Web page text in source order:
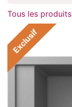
Tous les produits
Exclusif